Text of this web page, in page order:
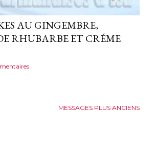
AU GINGEMBRE,
RHUBARBE ET CRÉME
MESSAGES PLUS ANCIENS